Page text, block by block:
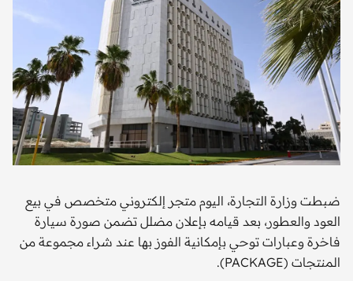
ضبطت وزارة التجارة، اليوم متجر إلكتروني متخصص في بيع
العود والعطور، بعد قيامه بإعلان مضلل تضمن صورة سيارة
فاخرة وعبارات توحي بإمكانية الفوز بها عند شراء مجموعة من
المنتجات (PACKAGE).